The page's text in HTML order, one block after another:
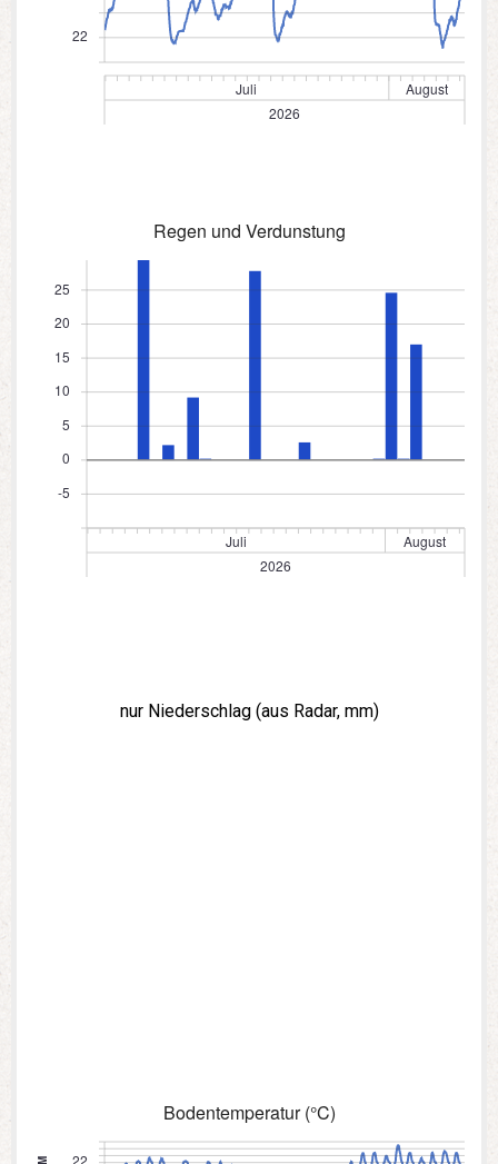
nur Niederschlag (aus Radar, mm)